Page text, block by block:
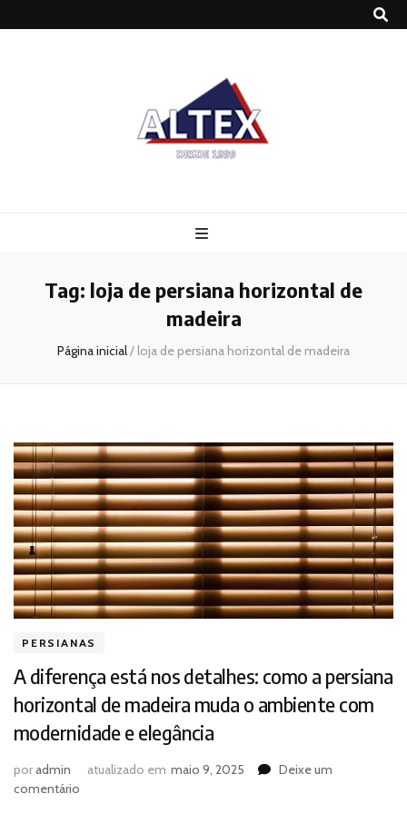
Tag: loja de persiana horizontal de
madeira
Página inicial/ loja de persiana horizontal de madeira
PERSIANAS
A diferença está nos detalhes: como a persiana
horizontal de madeira muda o ambiente com
modernidade e elegância
poradmin atualizado em maio 9, 2025
Deixe um
comentário